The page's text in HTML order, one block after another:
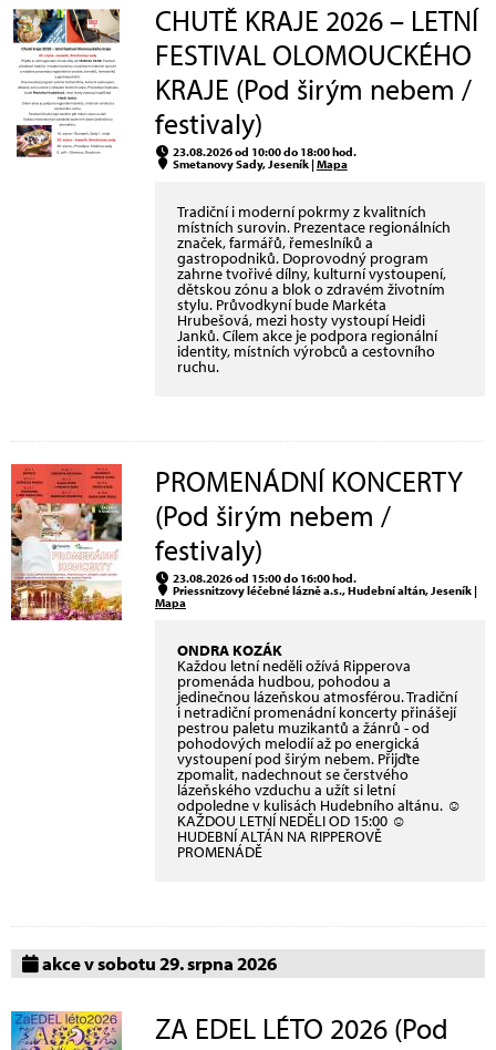
CHUTĚ KRAJE 2026 – LETNÍ
FESTIVAL OLOMOUCKÉHO
KRAJE (Pod širým nebem /
festivaly)
23.08.2026 od 10:00 do 18:00 hod.
Smetanovy Sady, Jeseník |Mapa
Tradiční i moderní pokrmy z kvalitních
místních surovin. Prezentace regionálních
značek, farmářů, řemeslníků a
gastropodniků. Doprovodný program
zahrne tvořivé dílny, kulturní vystoupení,
dětskou zónu a blok o zdravém životním
stylu. Průvodkyní bude Markéta
Hrubešová, mezi hosty vystoupí Heidi
Janků. Cílem akce je podpora regionální
identity, místních výrobců a cestovního
ruchu.
PROMENÁDNÍ KONCERTY
(Pod širým nebem /
festivaly)
23.08.2026 od 15:00 do 16:00 hod.
Priessnitzovy léčebné lázně a.s., Hudební altán, Jeseník |
Mapa
ONDRA KOZÁK
Každou letní neděli ožívá Ripperova
promenáda hudbou, pohodou a
jedinečnou lázeňskou atmosférou. Tradiční
i netradiční promenádní koncerty přinášejí
pestrou paletu muzikantů a žánrů - od
pohodových melodií až po energická
vystoupení pod širým nebem. Přijďte
zpomalit, nadechnout se čerstvého
lázeňského vzduchu a užít si letní
odpoledne v kulisách Hudebního altánu. ☺
KAŽDOU LETNÍ NEDĚLI OD 15:00 ☺
HUDEBNÍ ALTÁN NA RIPPEROVĚ
PROMENÁDĚ
akce v sobotu 29. srpna 2026
ZA EDEL LÉTO 2026 (Pod